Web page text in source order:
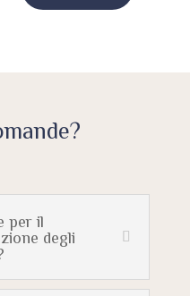
per il
degli